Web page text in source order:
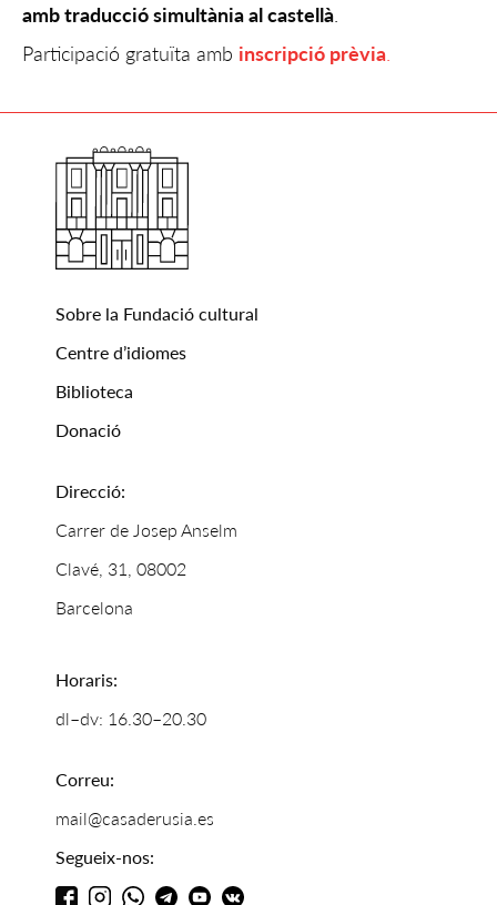
amb traducció simultània al castellà
Participació gratuïta amb inscripció prèvia
Sobre la Fundació cultural
Centre d’idiomes
Biblioteca
Donació
Direcció:
Carrer de Josep Anselm
Clavé, 31, 08002
Barcelona
Horaris:
dl–dv: 16.30–20.30
Correu:
mail@casaderusia.es
Segueix-nos: